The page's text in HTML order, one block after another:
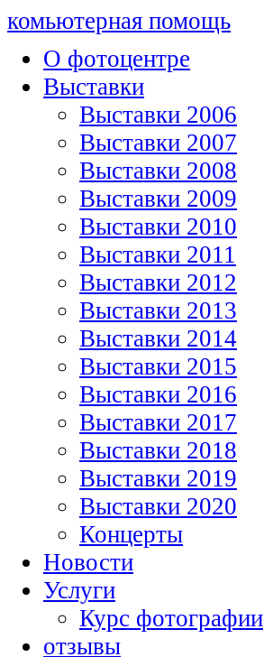
комьютерная помощь
О фотоцентре
Выставки
Выставки 2006
Выставки 2007
Выставки 2008
Выставки 2009
Выставки 2010
Выставки 2011
Выставки 2012
Выставки 2013
Выставки 2014
Выставки 2015
Выставки 2016
Выставки 2017
Выставки 2018
Выставки 2019
Выставки 2020
Концерты
Новости
Услуги
Курс фотографии
отзывы